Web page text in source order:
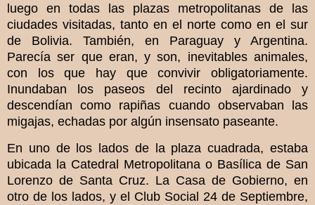
luego en todas las plazas metropolitanas de las
ciudades visitadas, tanto en el norte como en el sur
de Bolivia. También, en Paraguay y Argentina.
Parecía ser que eran, y son, inevitables animales,
con los que hay que convivir obligatoriamente.
Inundaban los paseos del recinto ajardinado y
descendían como rapiñas cuando observaban las
migajas, echadas por algún insensato paseante.
En uno de los lados de la plaza cuadrada, estaba
ubicada la Catedral Metropolitana o Basílica de San
Lorenzo de Santa Cruz. La Casa de Gobierno, en
otro de los lados, y el Club Social 24 de Septiembre,